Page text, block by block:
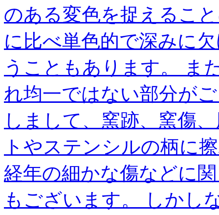
のある変色を捉えるこ
に比べ単色的で深みに
うこともあります。 ま
れ均一ではない部分が
しまして、窯跡、窯傷
トやステンシルの柄に
経年の細かな傷などに
もございます。 しかし